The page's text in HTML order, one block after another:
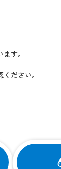
す。
ださい。